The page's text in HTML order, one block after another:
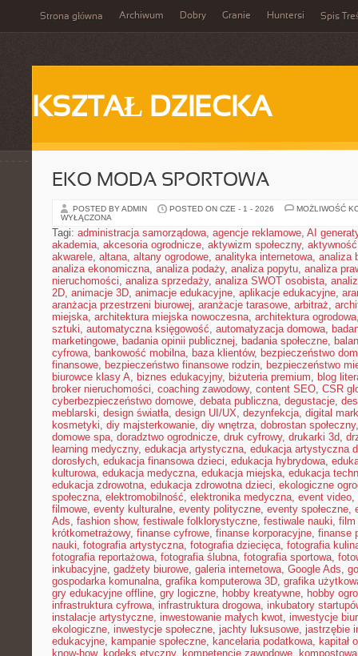
Strona główna Archiwum Dobry Granie Huntersi Spis
KSZTAŁ DZIECKA
EKO MODA SPORTOWA
POSTED BY ADMIN POSTED ON CZE - 1 - 2026
MOŻLIWOŚĆ
WYŁĄCZONA
Tagi: administracja samorządowa, agencje reklamowe, AI
akademia, akcesoria ogrodnicze, aktywizm społeczny,
akwarele, altana, altany ogrodowe, analityka internetowa, analiza
analiza ekonomiczna, analiza podaży, analiza popytu, analiza
nieruchomości, analiza sprzedaży, analiza SWOT osobista,
2D, animacje 3D, animacje edukacyjne, aplikacje edukacyjne,
aranżacja przestrzeni biurowej, aranżacje tarasowe, arbitraż,
miejska, architektura miejska nowoczesna, architektura ogrodowa
sztuki, automatyczna księgowość, automatyzacja domowa,
marketingowe, badania opinii publicznej, badania społeczne,
cyfrowa, bankowość mobilna, baza klientów, bezpieczeństwo
finansowe, bezpieczeństwo finansowe rodzin, bezpieczeństwo
biurowce klasy A, biznes edukacyjny, biżuteria premium, blog
broker nieruchomości, coaching zawodowy, content SEO, CSR
cyberbezpieczeństwo domowe, debata publiczna, degustacje,
meblarski, design światła, design UI/UX, dezynfekcja, digital
kosmetyki, diy majsterkowanie, diy wnętrza, dobrostan społeczny
domowe spa, doradztwo ogrodnicze, druk cyfrowy, drukarki 3d,
learning medyczny, edukacja artystyczna, edukacja artystyczna
dorosłych, edukacja finansowa dzieci, edukacja hybrydowa,
kulturowa, edukacja medyczna, edukacja miejska, edukacja
edukacja zdrowotna, edukacja zdrowotna dzieci, ekologiczne
społeczna, elektromobilność, elektronika medyczna, event video,
filmowe, eventy kulturalne, eventy polityczne, eventy społeczne,
Ads, fashion show, festiwale folklorystyczne, festiwale nauki, film
krótkometrażowy, finanse cyfrowe, finanse korporacyjne, finanse
nauki, fotografia artystyczna, fotografia dziecięca, fotografia
fotografia reportażowa, fotografia ślubna, fotografia sportowa,
inkubacyjne, gadżety biurowe, galeria internetowa, Google Ads,
gospodarka komunalna, grafika komputerowa 3D, grafika
gry edukacyjne offline, gry logiczne, hobby kreatywne, hobby
infrastruktura cyfrowa, infrastruktura drogowa, inkubatory
instalacje artystyczne, inwestowanie małych kwot, inwestycje
ekologiczne, inwestycje społeczne, jachty luksusowe, jastrzębie
edukacyjne, kampanie społeczne, kancelaria podatkowa, kapitał
know-how, kodeks etyczny, kompetencje zawodowe,